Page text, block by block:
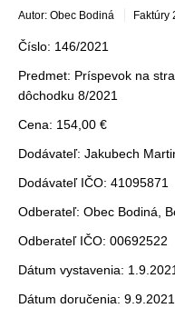
Autor: Obec Bodiná Faktúry
Číslo: 146/2021
Predmet: Príspevok na
dôchodku 8/2021
Cena: 154,00 €
Dodávateľ: Jakubech
Dodávateľ IČO: 41095871
Odberateľ: Obec Bodiná,
Odberateľ IČO: 00692522
Dátum vystavenia: 1.9.2021
Dátum doručenia: 9.9.2021